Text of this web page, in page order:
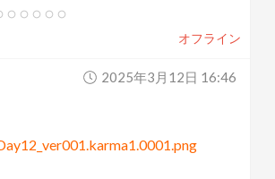
オフライン
2025年3月12日 16:46